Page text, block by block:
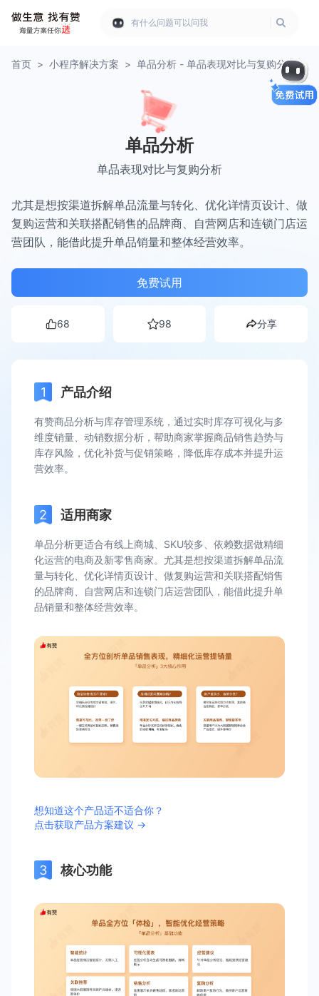
有什么问题可以问我
首页 > 小程序解决方案 > 单品分析 - 单品表现对比与复购分析
单品分析
单品表现对比与复购分析
尤其是想按渠道拆解单品流量与转化、优化详情页设计、做
复购运营和关联搭配销售的品牌商、自营网店和连锁门店运
营团队，能借此提升单品销量和整体经营效率。
免费试用
68 98 分享
产品介绍
有赞商品分析与库存管理系统，通过实时库存可视化与多
维度销量、动销数据分析，帮助商家掌握商品销售趋势与
库存风险，优化补货与促销策略，降低库存成本并提升运
营效率。
适用商家
单品分析更适合有线上商城、SKU较多、依赖数据做精细
化运营的电商及新零售商家。尤其是想按渠道拆解单品流
量与转化、优化详情页设计、做复购运营和关联搭配销售
的品牌商、自营网店和连锁门店运营团队，能借此提升单
品销量和整体经营效率。
想知道这个产品适不适合你？
点击获取产品方案建议 →
核心功能